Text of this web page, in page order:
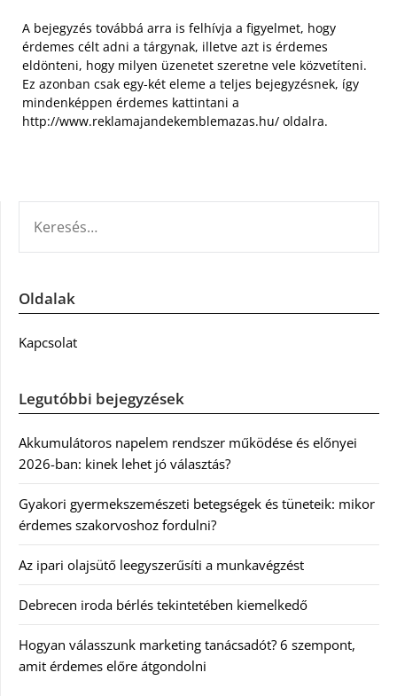
A bejegyzés továbbá arra is felhívja a figyelmet, hogy
érdemes célt adni a tárgynak, illetve azt is érdemes
eldönteni, hogy milyen üzenetet szeretne vele közvetíteni.
Ez azonban csak egy-két eleme a teljes bejegyzésnek, így
mindenképpen érdemes kattintani a
http://www.reklamajandekemblemazas.hu/ oldalra.
Oldalak
Kapcsolat
Legutóbbi bejegyzések
Akkumulátoros napelem rendszer működése és előnyei
2026-ban: kinek lehet jó választás?
Gyakori gyermekszemészeti betegségek és tüneteik: mikor
érdemes szakorvoshoz fordulni?
Az ipari olajsütő leegyszerűsíti a munkavégzést
Debrecen iroda bérlés tekintetében kiemelkedő
Hogyan válasszunk marketing tanácsadót? 6 szempont,
amit érdemes előre átgondolni